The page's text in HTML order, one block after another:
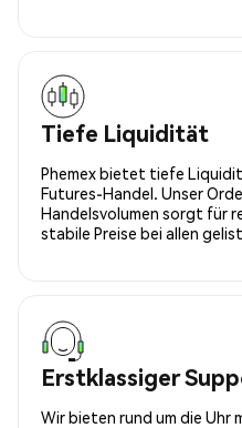
Tiefe Liquidität
Phemex bietet tiefe
Futures-Handel. Unser
Handelsvolumen sorgt für
stabile Preise bei allen
Erstklassiger
Wir bieten rund um die Uhr